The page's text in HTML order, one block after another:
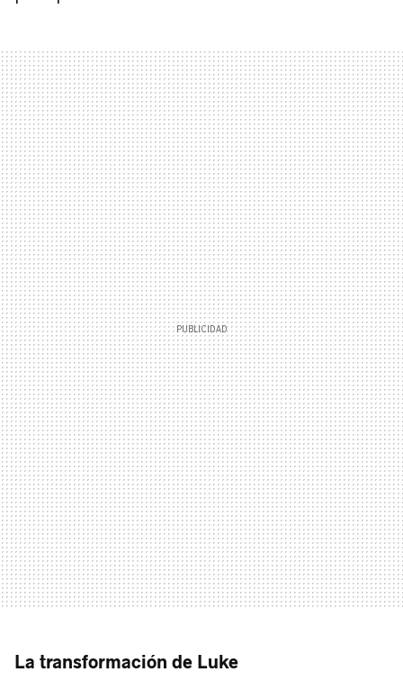
La transformación de Luke